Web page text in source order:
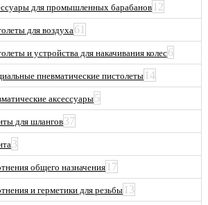
для промышленных барабанов 12
для воздуха61
и устройства для накачивания колес6
пневматические пистолеты 14
аксессуары5
для шлангов37
3
общего назначения 17
и герметики для резьбы 13